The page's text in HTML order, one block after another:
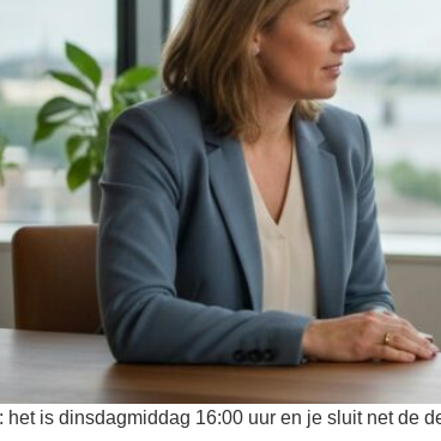
het is dinsdagmiddag 16:00 uur en je sluit net de